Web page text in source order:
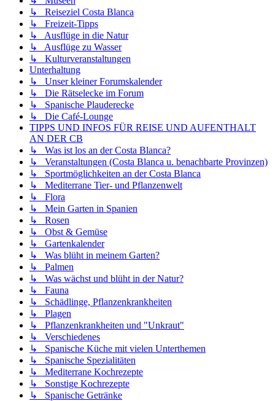
↳ Reiseziel Costa Blanca
↳ Freizeit-Tipps
↳ Ausflüge in die Natur
↳ Ausflüge zu Wasser
↳ Kulturveranstaltungen
Unterhaltung
↳ Unser kleiner Forumskalender
↳ Die Rätselecke im Forum
↳ Spanische Plauderecke
↳ Die Café-Lounge
TIPPS UND INFOS FÜR REISE UND AUFENTHALT
AN DER CB
↳ Was ist los an der Costa Blanca?
↳ Veranstaltungen (Costa Blanca u. benachbarte Provinzen)
↳ Sportmöglichkeiten an der Costa Blanca
↳ Mediterrane Tier- und Pflanzenwelt
↳ Flora
↳ Mein Garten in Spanien
↳ Rosen
↳ Obst & Gemüse
↳ Gartenkalender
↳ Was blüht in meinem Garten?
↳ Palmen
↳ Was wächst und blüht in der Natur?
↳ Fauna
↳ Schädlinge, Pflanzenkrankheiten
↳ Plagen
↳ Pflanzenkrankheiten und "Unkraut"
↳ Verschiedenes
↳ Spanische Küche mit vielen Unterthemen
↳ Spanische Spezialitäten
↳ Mediterrane Kochrezepte
↳ Sonstige Kochrezepte
↳ Spanische Getränke